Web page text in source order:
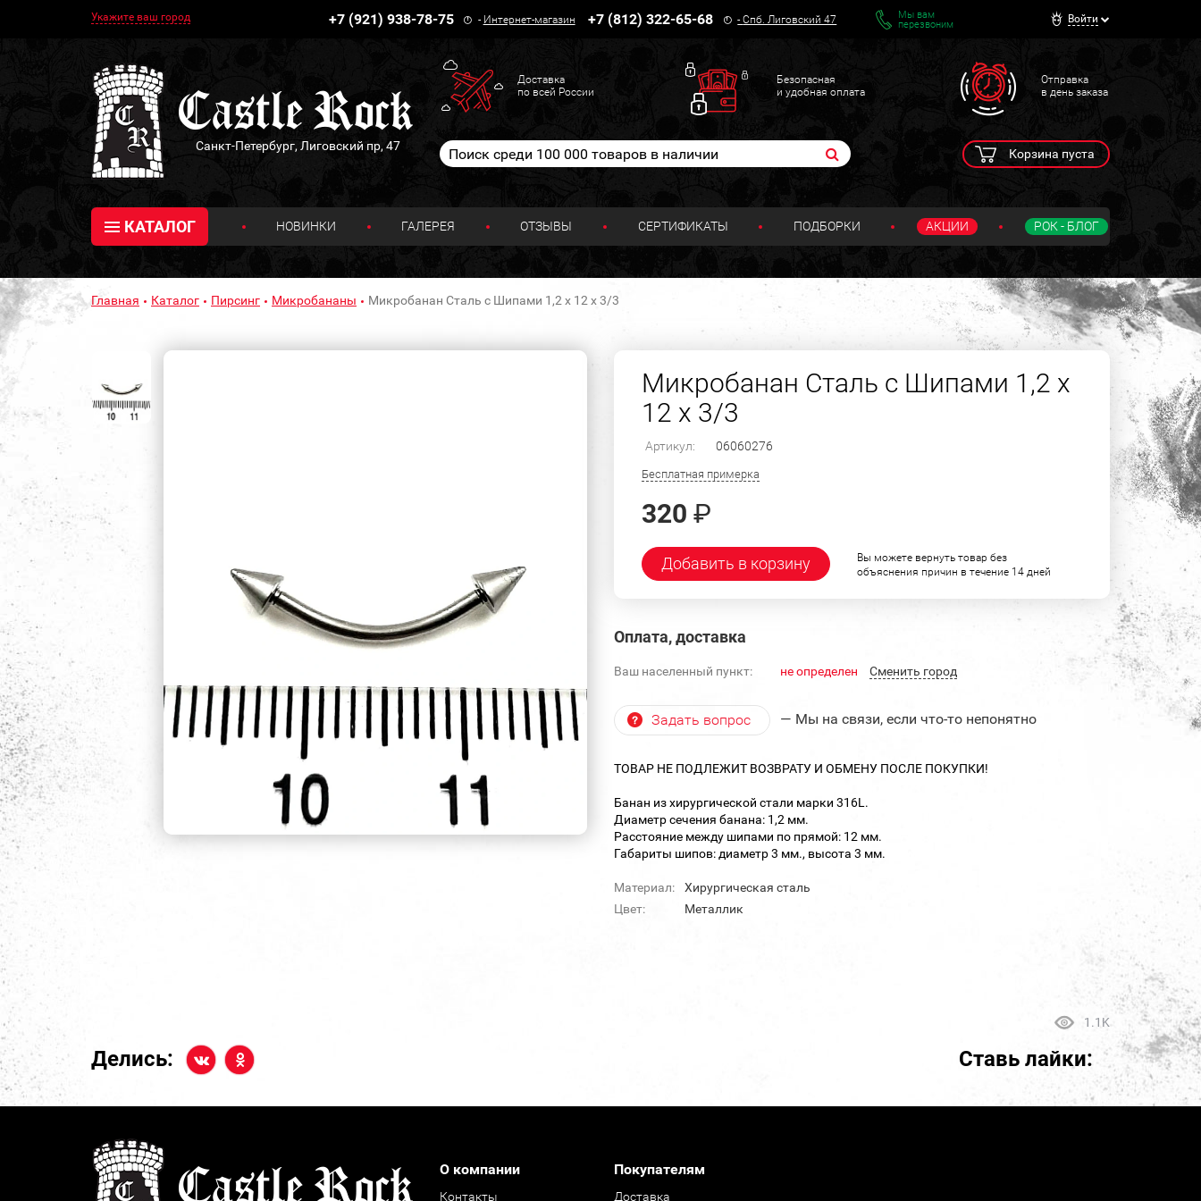
Укажите ваш город +7 (921) 938-78-75 - Интернет-магазин +7 (812) 322-65-68 -Спб. Лиговский 47
Мы вам
перезвоним
Войти
Санкт-Петербург, Лиговский пр, 47
Доставка
по всей России
Безопасная
и удобная оплата
Отправка
в день заказа
Корзина пуста
КАТАЛОГ НОВИНКИ ГАЛЕРЕЯ ОТЗЫВЫ СЕРТИФИКАТЫ ПОДБОРКИ АКЦИИ РОК - БЛОГ
Главная Каталог Пирсинг Микробананы Микробанан Сталь с Шипами 1,2 х 12 х 3/3
Микробанан Сталь с Шипами 1,2 х
12 х 3/3
Артикул: 06060276
Бесплатная примерка
320 ₽
Добавить в корзину
Вы можете вернуть товар без
объяснения причин в течение 14 дней
Оплата, доставка
Ваш населенный пункт: не определен Cменить город
Задать вопрос — Мы на связи, если что-то непонятно
ТОВАР НЕ ПОДЛЕЖИТ ВОЗВРАТУ И ОБМЕНУ ПОСЛЕ ПОКУПКИ!
Банан из хирургической стали марки 316L.
Диаметр сечения банана: 1,2 мм.
Расстояние между шипами по прямой: 12 мм.
Габариты шипов: диаметр 3 мм., высота 3 мм.
Материал:
Хирургическая сталь
Цвет:
Металлик
1.1K
Делись: Ставь лайки:
О компании
Контакты
Покупателям
Доставка